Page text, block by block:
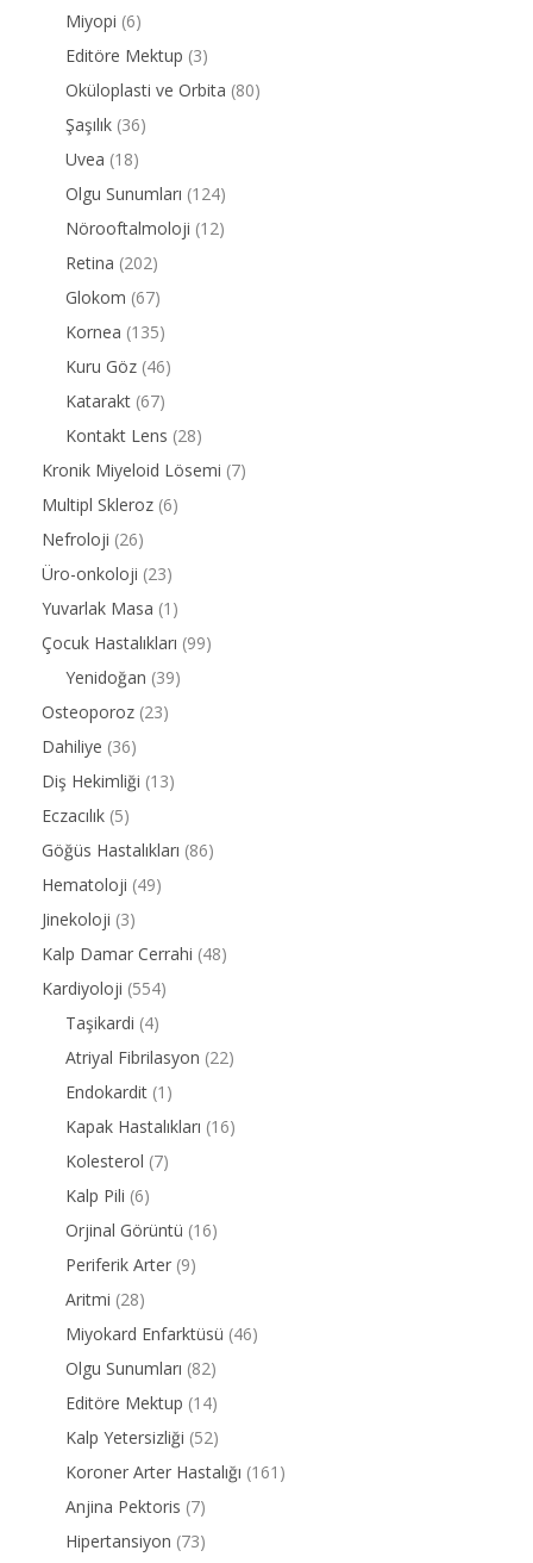
Miyopi (6)
Editöre Mektup (3)
Oküloplasti ve Orbita (80)
Şaşılık (36)
Uvea (18)
Olgu Sunumları (124)
Nörooftalmoloji (12)
Retina (202)
Glokom (67)
Kornea (135)
Kuru Göz (46)
Katarakt (67)
Kontakt Lens (28)
Kronik Miyeloid Lösemi (7)
Multipl Skleroz (6)
Nefroloji (26)
Üro-onkoloji (23)
Yuvarlak Masa (1)
Çocuk Hastalıkları (99)
Yenidoğan (39)
Osteoporoz (23)
Dahiliye (36)
Diş Hekimliği (13)
Eczacılık (5)
Göğüs Hastalıkları (86)
Hematoloji (49)
Jinekoloji (3)
Kalp Damar Cerrahi (48)
Kardiyoloji (554)
Taşikardi (4)
Atriyal Fibrilasyon (22)
Endokardit (1)
Kapak Hastalıkları (16)
Kolesterol (7)
Kalp Pili (6)
Orjinal Görüntü (16)
Periferik Arter (9)
Aritmi (28)
Miyokard Enfarktüsü (46)
Olgu Sunumları (82)
Editöre Mektup (14)
Kalp Yetersizliği (52)
Koroner Arter Hastalığı (161)
Anjina Pektoris (7)
Hipertansiyon (73)